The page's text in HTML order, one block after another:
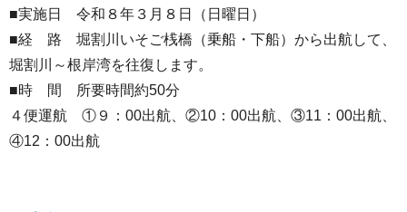
■実施日 令和８年３月８日（日曜日）
■経 路 堀割川いそご桟橋（乗船・下船）から出航して、
堀割川～根岸湾を往復します。
■時 間 所要時間約50分
４便運航 ①９：00出航、②10：00出航、③11：00出航、
④12：00出航